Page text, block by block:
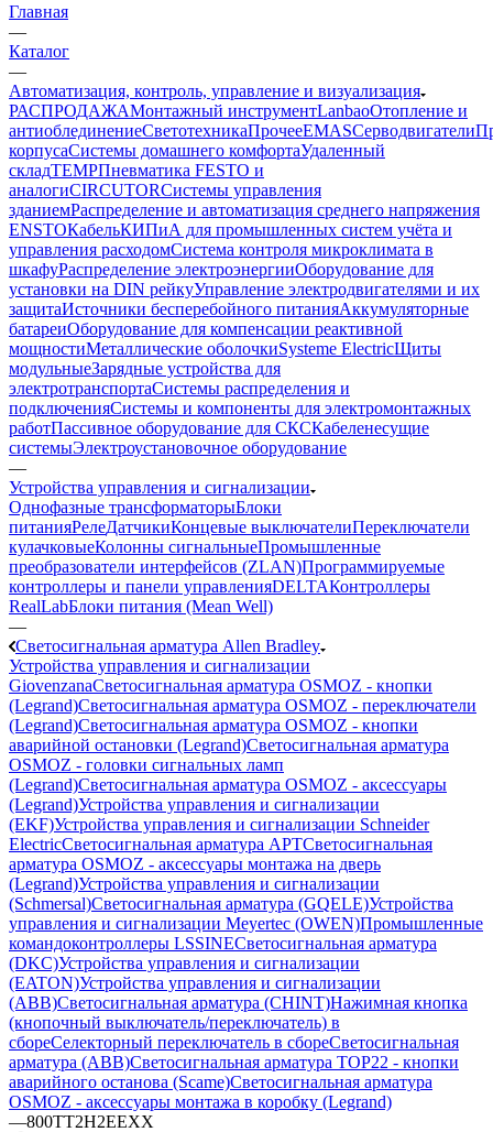
Главная
—
Каталог
—
Автоматизация, контроль, управление и визуализация
РАСПРОДАЖАМонтажный инструментLanbaoОтопление и
антиоблединениеСветотехникаПрочееEMASCерводвигатели
корпусаСистемы домашнего комфортаУдаленный
складTEMPПневматика FESTO и
аналогиCIRCUTORСистемы управления
зданиемРаспределение и автоматизация среднего напряжения
ENSTOКабельКИПиА для промышленных систем учёта и
управления расходомСистема контроля микроклимата в
шкафуРаспределение электроэнергииОборудование для
установки на DIN рейкуУправление электродвигателями и их
защитаИсточники бесперебойного питанияАккумуляторные
батареиОборудование для компенсации реактивной
мощностиМеталлические оболочкиSysteme ElectricЩиты
модульныеЗарядные устройства для
электротранспортаСистемы распределения и
подключенияСистемы и компоненты для электромонтажных
работПассивное оборудование для СКСКабеленесущие
системыЭлектроустановочное оборудование
—
Устройства управления и сигнализации
Однофазные трансформаторыБлоки
питанияРелеДатчикиКонцевые выключателиПереключатели
кулачковыеКолонны сигнальныеПромышленные
преобразователи интерфейсов (ZLAN)Программируемые
контроллеры и панели управленияDELTAКонтроллеры
RealLabБлоки питания (Mean Well)
—
Светосигнальная арматура Allen Bradley
Устройства управления и сигнализации
GiovenzanaСветосигнальная арматура OSMOZ - кнопки
(Legrand)Светосигнальная арматура OSMOZ - переключатели
(Legrand)Светосигнальная арматура OSMOZ - кнопки
аварийной остановки (Legrand)Светосигнальная арматура
OSMOZ - головки сигнальных ламп
(Legrand)Светосигнальная арматура OSMOZ - аксессуары
(Legrand)Устройства управления и сигнализации
(EKF)Устройства управления и сигнализации Schneider
ElectricСветосигнальная арматура APTСветосигнальная
арматура OSMOZ - аксессуары монтажа на дверь
(Legrand)Устройства управления и сигнализации
(Schmersal)Светосигнальная арматура (GQELE)Устройства
управления и сигнализации Meyertec (OWEN)Промышленные
командоконтроллеры LSSINEСветосигнальная арматура
(DKC)Устройства управления и сигнализации
(EATON)Устройства управления и сигнализации
(ABB)Светосигнальная арматура (CHINT)Нажимная кнопка
(кнопочный выключатель/переключатель) в
сбореСелекторный переключатель в сбореСветосигнальная
арматура (ABB)Светосигнальная арматура TOP22 - кнопки
аварийного останова (Scame)Светосигнальная арматура
OSMOZ - аксессуары монтажа в коробку (Legrand)
—800TT2H2EEXX